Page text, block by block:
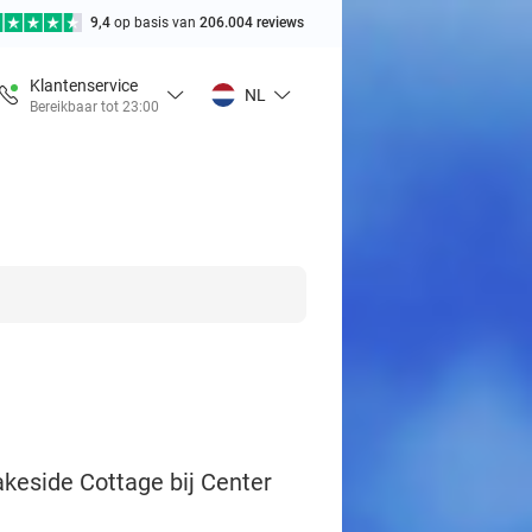
9,4 op basis van 206.004 reviews
Klantenservice
Bereikbaar tot 23:00
NL
Cottage bij Center